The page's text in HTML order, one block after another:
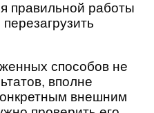
правильной работы
способов не
вполне
внешним